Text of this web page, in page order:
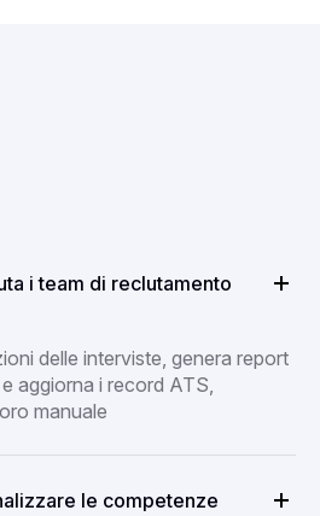
i team di reclutamento
delle interviste, genera report
aggiorna i record ATS,
manuale
le competenze